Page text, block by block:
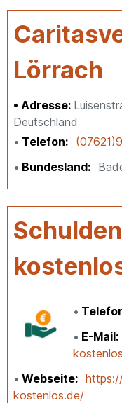
Lörrach
Adresse:
Deutschland
Telefon
Bundesland
E-Mail
Webseite
kostenlos.de/